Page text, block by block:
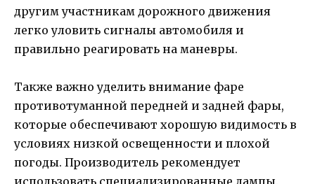
другим участникам дорожного движения
легко уловить сигналы автомобиля и
правильно реагировать на маневры.
Также важно уделить внимание фаре
противотуманной передней и задней фары,
которые обеспечивают хорошую видимость в
условиях низкой освещенности и плохой
погоды. Производитель рекомендует